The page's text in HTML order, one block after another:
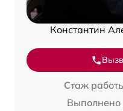
Константин
Стаж
Выполнено